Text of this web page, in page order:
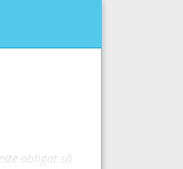
a
obligat să